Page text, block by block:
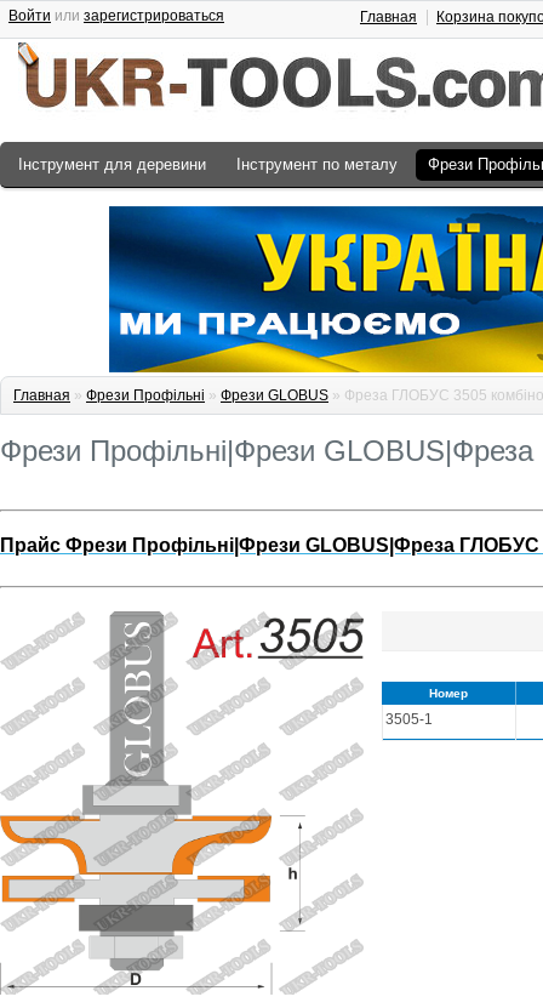
Войти или зарегистрироваться Главная Корзина
Інструмент для деревини Інструмент по металу Фрези
Главная » Фрези Профільні » Фрези GLOBUS » Фреза ГЛОБУС 3505
Фрези Профільні|Фрези
Прайс Фрези Профільні|Фрези GLOBUS|Фреза ГЛОБУС
Номер
3505-1